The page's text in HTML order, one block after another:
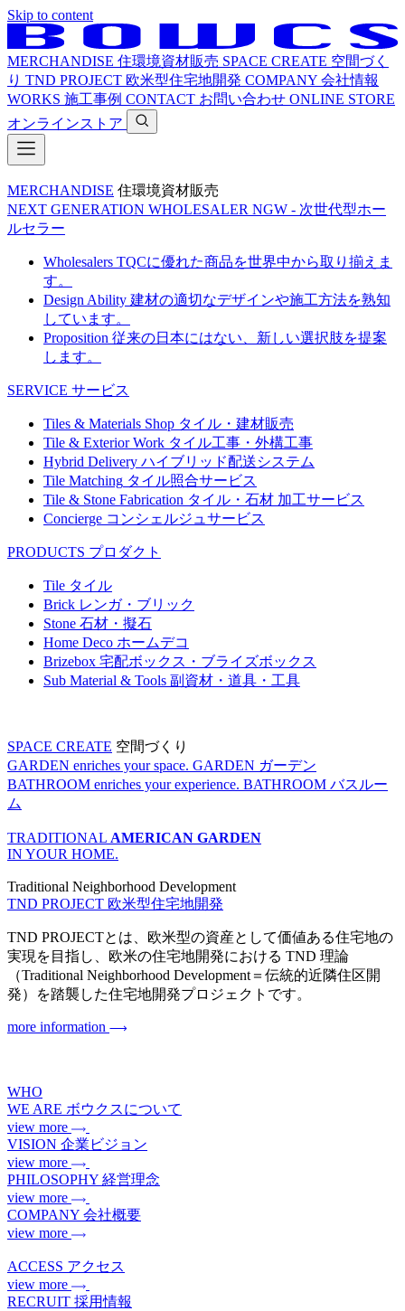
Skip to content
MERCHANDISE 住環境資材販売 SPACE CREATE 空間づく
り TND PROJECT 欧米型住宅地開発 COMPANY 会社情報
WORKS 施工事例 CONTACT お問い合わせ ONLINE STORE
オンラインストア
MERCHANDISE 住環境資材販売
NEXT GENERATION WHOLESALER NGW - 次世代型ホー
ルセラー
Wholesalers TQCに優れた商品を世界中から取り揃えま
す。
Design Ability 建材の適切なデザインや施工方法を熟知
しています。
Proposition 従来の日本にはない、新しい選択肢を提案
します。
SERVICE サービス
Tiles & Materials Shop タイル・建材販売
Tile & Exterior Work タイル工事・外構工事
Hybrid Delivery ハイブリッド配送システム
Tile Matching タイル照合サービス
Tile & Stone Fabrication タイル・石材 加工サービス
Concierge コンシェルジュサービス
PRODUCTS プロダクト
Tile タイル
Brick レンガ・ブリック
Stone 石材・擬石
Home Deco ホームデコ
Brizebox 宅配ボックス・ブライズボックス
Sub Material & Tools 副資材・道具・工具
SPACE CREATE 空間づくり
GARDEN enriches your space. GARDEN ガーデン
BATHROOM enriches your experience. BATHROOM バスルー
ム
TRADITIONAL AMERICAN GARDEN
IN YOUR HOME.
Traditional Neighborhood Development
TND PROJECT 欧米型住宅地開発
TND PROJECTとは、欧米型の資産として価値ある住宅地の
実現を目指し、欧米の住宅地開発における TND 理論
（Traditional Neighborhood Development＝伝統的近隣住区開
発）を踏襲した住宅地開発プロジェクトです。
more information
WHO
WE ARE ボウクスについて
view more
VISION 企業ビジョン
view more
PHILOSOPHY 経営理念
view more
COMPANY 会社概要
view more
ACCESS アクセス
view more
RECRUIT 採用情報